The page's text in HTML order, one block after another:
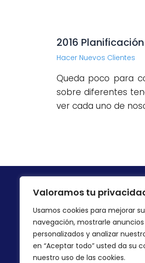
Valoramos tu
Usamos cookies para mejorar
navegación, mostrarle
personalizados y analizar
en “Aceptar todo” usted da su
nuestro uso de las cookies.
2016
Hacer Nuevos Clientes
Queda poco para
sobre diferentes
ver cada uno de
ONDIRECT GROUP
Avda Mediterráneo 1, 1º Pta2
03503 Benidorm
ALICANTE